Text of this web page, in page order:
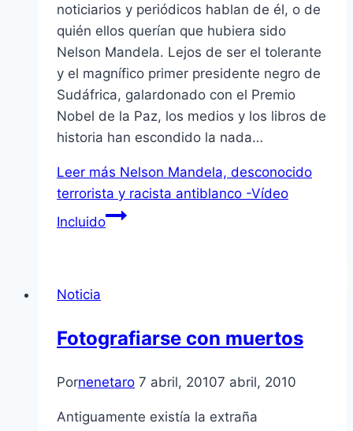
noticiarios y periódicos hablan de él, o de
quién ellos querían que hubiera sido
Nelson Mandela. Lejos de ser el tolerante
y el magnífico primer presidente negro de
Sudáfrica, galardonado con el Premio
Nobel de la Paz, los medios y los libros de
historia han escondido la nada…
Leer más Nelson Mandela, desconocido
terrorista y racista antiblanco -Vídeo
Incluido
Noticia
Fotografiarse con muertos
Pornenetaro 7 abril, 20107 abril, 2010
Antiguamente existí­a la extraña